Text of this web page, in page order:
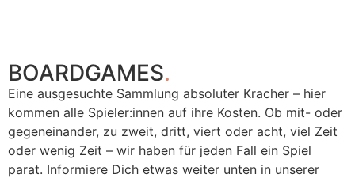
BOARDGAMES.
Eine ausgesuchte Sammlung absoluter Kracher – hier
kommen alle Spieler:innen auf ihre Kosten. Ob mit- oder
gegeneinander, zu zweit, dritt, viert oder acht, viel Zeit
oder wenig Zeit – wir haben für jeden Fall ein Spiel
parat. Informiere Dich etwas weiter unten in unserer